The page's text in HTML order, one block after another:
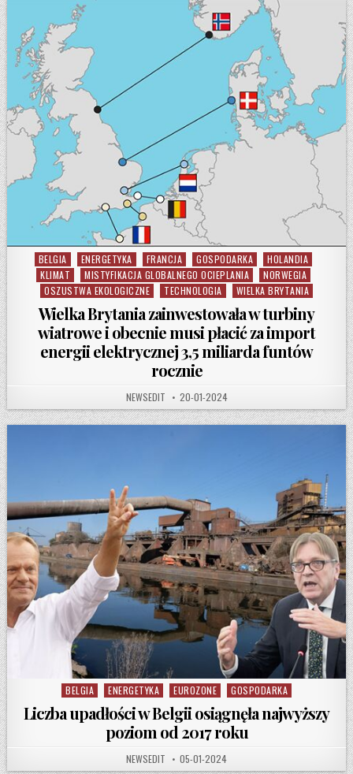
Posted in
BELGIA ENERGETYKA FRANCJA GOSPODARKA
HOLANDIA
KLIMAT
MISTYFIKACJA GLOBALNEGO OCIEPLANIA
NORWEGIA
OSZUSTWA EKOLOGICZNE
TECHNOLOGIA WIELKA BRYTANIA
Wielka Brytania zainwestowała w turbiny
wiatrowe i obecnie musi płacić za import
energii elektrycznej 3,5 miliarda funtów
rocznie
AUTHOR:
NEWSEDIT PUBLISHED DATE:
20-01-2024
Posted in
BELGIA ENERGETYKA EUROZONE GOSPODARKA
Liczba upadłości w Belgii osiągnęła najwyższy
poziom od 2017 roku
AUTHOR:
NEWSEDIT PUBLISHED DATE:
05-01-2024